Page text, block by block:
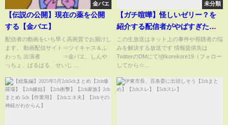
金バエ
【伝説の公開】現在の薬を公開
する【金バエ】
配信者の動画をいち早く高画質でお届けし
ます。 動画配信サイト⇒ツイキャス＆ふ
わっち 出演者 ⇒金バエ、しんや
っちょ、ぱるぱる、せいじ ...
未分類
【ガチ喧嘩】怪しいゼリー？を
紹介する配信者がやばすぎた…
本人と話をしたら大喧嘩に発
展…元「潤羽るしあ」のみけね
こが一般人を公開処刑で炎上
この生放送はネット上の事件や視聴者の悩
みを解決する放送です 情報提供先は
TwitterのDMにて!@korekore19（フォロー
してから☆...